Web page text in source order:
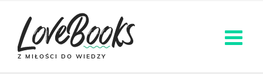
Z MIŁOŚCI DO WIEDZY